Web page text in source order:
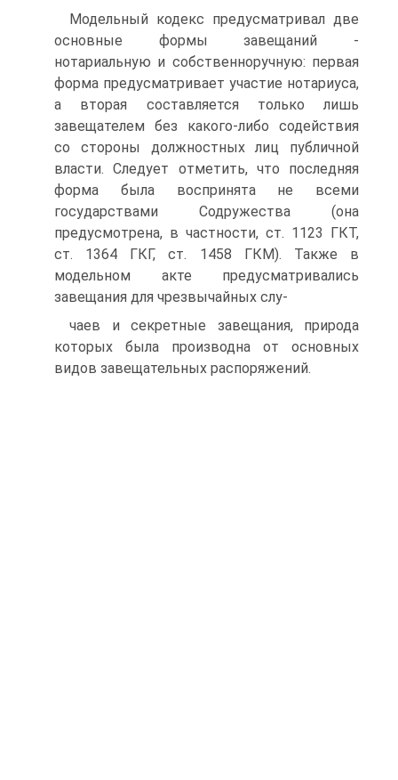
Модельный кодекс предусматривал две
основные формы завещаний -
нотариальную и собственноручную: первая
форма предусматривает участие нотариуса,
а вторая составляется только лишь
завещателем без какого-либо содействия
со стороны должностных лиц публичной
власти. Следует отметить, что последняя
форма была воспринята не всеми
государствами Содружества (она
предусмотрена, в частности, ст. 1123 ГКТ,
ст. 1364 ГКГ, ст. 1458 ГКМ). Также в
модельном акте предусматривались
завещания для чрезвычайных слу-
чаев и секретные завещания, природа
которых была производна от основных
видов завещательных распоряжений.